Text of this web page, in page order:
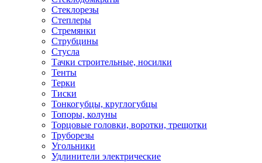
Стеклорезы
Степлеры
Стремянки
Струбцины
Стусла
Тачки строительные, носилки
Тенты
Терки
Тиски
Тонкогубцы, круглогубцы
Топоры, колуны
Торцовые головки, воротки, трещотки
Труборезы
Угольники
Удлинители электрические